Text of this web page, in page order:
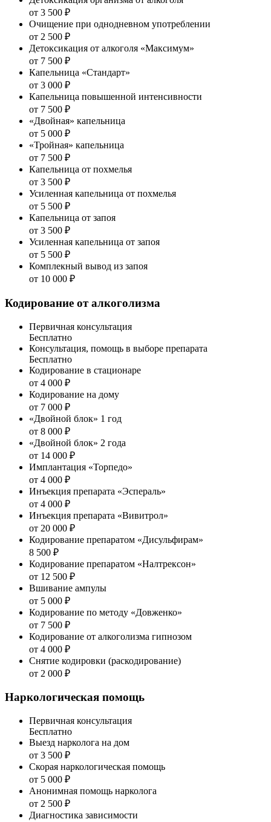
от 3 500 ₽
Очищение при однодневном употреблении
от 2 500 ₽
Детоксикация от алкоголя «Максимум»
от 7 500 ₽
Капельница «Стандарт»
от 3 000 ₽
Капельница повышенной интенсивности
от 7 500 ₽
«Двойная» капельница
от 5 000 ₽
«Тройная» капельница
от 7 500 ₽
Капельница от похмелья
от 3 500 ₽
Усиленная капельница от похмелья
от 5 500 ₽
Капельница от запоя
от 3 500 ₽
Усиленная капельница от запоя
от 5 500 ₽
Комплекный вывод из запоя
от 10 000 ₽
Кодирование от алкоголизма
Первичная консультация
Бесплатно
Консультация, помощь в выборе препарата
Бесплатно
Кодирование в стационаре
от 4 000 ₽
Кодирование на дому
от 7 000 ₽
«Двойной блок» 1 год
от 8 000 ₽
«Двойной блок» 2 года
от 14 000 ₽
Имплантация «Торпедо»
от 4 000 ₽
Инъекция препарата «Эспераль»
от 4 000 ₽
Инъекция препарата «Вивитрол»
от 20 000 ₽
Кодирование препаратом «Дисульфирам»
8 500 ₽
Кодирование препаратом «Налтрексон»
от 12 500 ₽
Вшивание ампулы
от 5 000 ₽
Кодирование по методу «Довженко»
от 7 500 ₽
Кодирование от алкоголизма гипнозом
от 4 000 ₽
Снятие кодировки (раскодирование)
от 2 000 ₽
Наркологическая помощь
Первичная консультация
Бесплатно
Выезд нарколога на дом
от 3 500 ₽
Скорая наркологическая помощь
от 5 000 ₽
Анонимная помощь нарколога
от 2 500 ₽
Диагностика зависимости